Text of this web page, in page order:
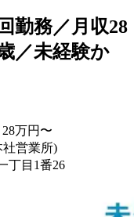
勤務／月収28
／未経験か
万円〜
営業所)
丁目1番26